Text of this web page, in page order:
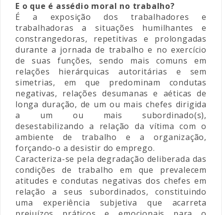
E o que é assédio moral no trabalho?
É a exposição dos trabalhadores e
trabalhadoras a situações humilhantes e
constrangedoras, repetitivas e prolongadas
durante a jornada de trabalho e no exercício
de suas funções, sendo mais comuns em
relações hierárquicas autoritárias e sem
simetrias, em que predominam condutas
negativas, relações desumanas e aéticas de
longa duração, de um ou mais chefes dirigida
a um ou mais subordinado(s),
desestabilizando a relação da vítima com o
ambiente de trabalho e a organização,
forçando-o a desistir do emprego.
Caracteriza-se pela degradação deliberada das
condições de trabalho em que prevalecem
atitudes e condutas negativas dos chefes em
relação a seus subordinados, constituindo
uma experiência subjetiva que acarreta